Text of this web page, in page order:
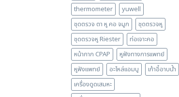
thermometer
yuwell
ชุดตรวจ ตา หู คอ จมูก
ชุดตรวจหู
ชุดตรวจหู Riester
ท่อเจาะคอ
หน้ากาก CPAP
หูฟังทางการแพทย์
หูฟังแพทย์
อะไหล่แอมบู
เก้าอี้อาบน้ำ
เครื่องดูดเสมหะ